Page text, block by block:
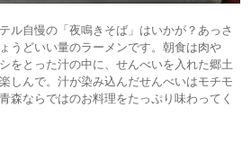
ル自慢の「夜鳴きそば」はいかが？あっさ
うどいい量のラーメンです。朝食は肉や
をとった汁の中に、せんべいを入れた郷土
しんで。汁が染み込んだせんべいはモチモ
森ならではのお料理をたっぷり味わってく